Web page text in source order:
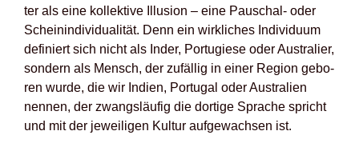
ter als eine kol­lek­ti­ve Illu­si­on – eine Pau­schal- oder
Schein­in­di­vi­dua­li­tät. Denn ein wirk­li­ches Indi­vi­du­um
defi­niert sich nicht als Inder, Por­tu­gie­se oder Aus­tra­li­er,
son­dern als Mensch, der zufäl­lig in einer Regi­on gebo­
ren wur­de, die wir Indi­en, Por­tu­gal oder Aus­tra­li­en
nen­nen, der zwangs­läu­fig die dor­ti­ge Spra­che spricht
und mit der jewei­li­gen Kul­tur auf­ge­wach­sen ist.